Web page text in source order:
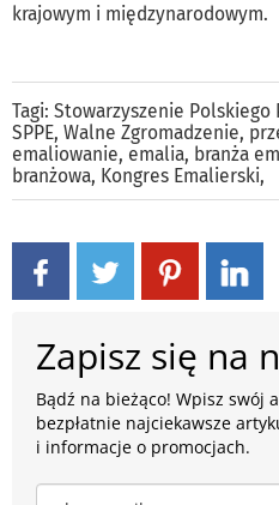
krajowym i międzynarodowym.
Tagi: Stowarzyszenie Polskiego
SPPE, Walne Zgromadzenie,
emaliowanie, emalia, branża
branżowa, Kongres Emalierski,
Zapisz się na
Bądź na bieżąco! Wpisz swój
bezpłatnie najciekawsze
i informacje o promocjach.